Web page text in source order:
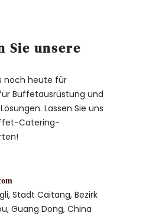
Sie unsere
noch heute für
Buffetausrüstung und
Lassen Sie uns
Catering-
Stadt Caitang, Bezirk
Guang Dong, China